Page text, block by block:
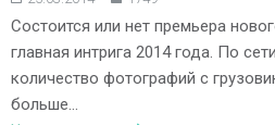
Состоится или нет премьера
главная интрига 2014 года. По
количество фотографий с
больше…